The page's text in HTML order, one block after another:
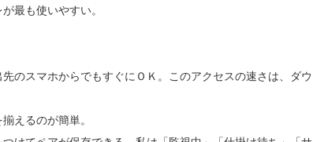
最も使いやすい。
のスマホからでもすぐにＯＫ。このアクセスの速さは、ダウ
えるのが簡単。